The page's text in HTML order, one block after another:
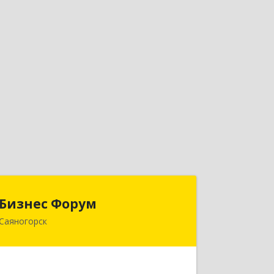
Бизнес Форум
655603, Хакасия Респ, Саяногорск г,